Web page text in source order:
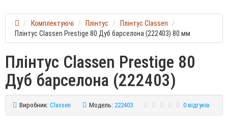
Комплектуючі Плінтус
Плінтус Classen
Плінтус Classen Prestige 80 Дуб барселона (222403) 80 мм
Плінтус Classen Prestige 80
Дуб барселона (222403)
Виробник: Classen Модель: 222403 0 відгуків